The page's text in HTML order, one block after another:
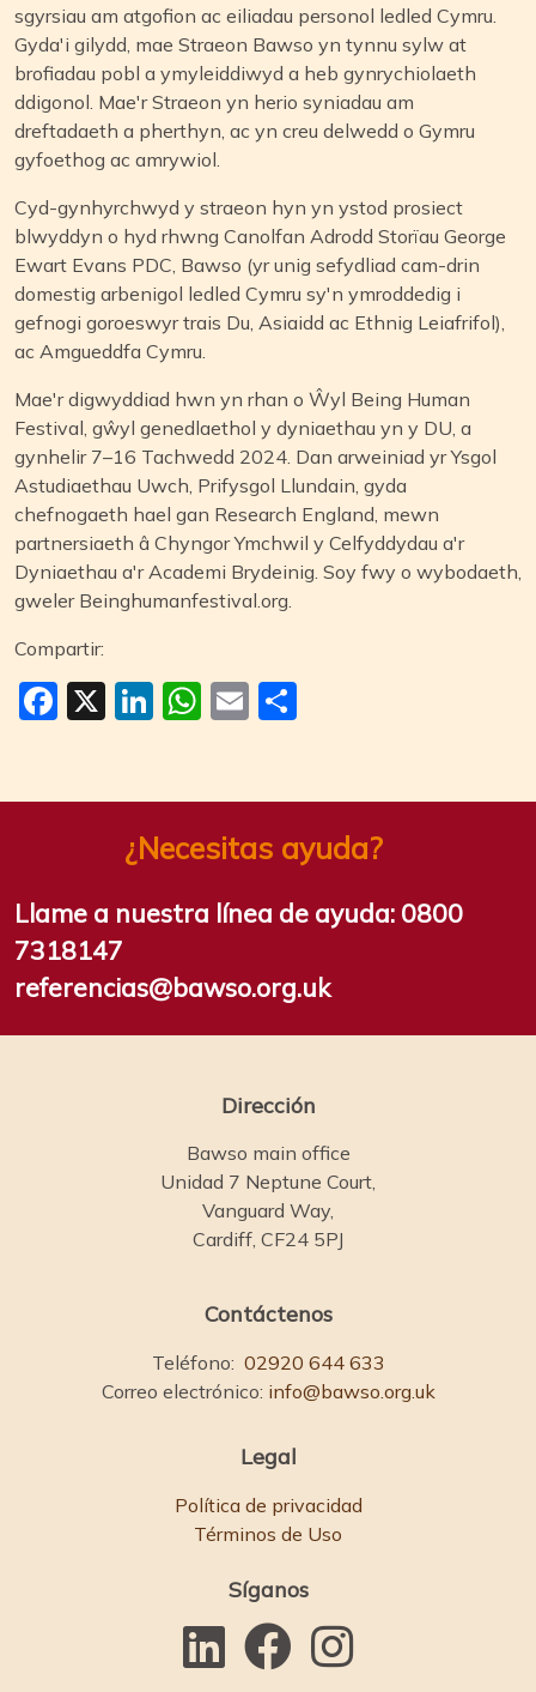
sgyrsiau am atgofion ac eiliadau personol ledled Cymru.
Gyda'i gilydd, mae Straeon Bawso yn tynnu sylw at
brofiadau pobl a ymyleiddiwyd a heb gynrychiolaeth
ddigonol. Mae'r Straeon yn herio syniadau am
dreftadaeth a pherthyn, ac yn creu delwedd o Gymru
gyfoethog ac amrywiol.
Cyd-gynhyrchwyd y straeon hyn yn ystod prosiect
blwyddyn o hyd rhwng Canolfan Adrodd Storïau George
Ewart Evans PDC, Bawso (yr unig sefydliad cam-drin
domestig arbenigol ledled Cymru sy'n ymroddedig i
gefnogi goroeswyr trais Du, Asiaidd ac Ethnig Leiafrifol),
ac Amgueddfa Cymru.
Mae'r digwyddiad hwn yn rhan o Ŵyl Being Human
Festival, gŵyl genedlaethol y dyniaethau yn y DU, a
gynhelir 7–16 Tachwedd 2024. Dan arweiniad yr Ysgol
Astudiaethau Uwch, Prifysgol Llundain, gyda
chefnogaeth hael gan Research England, mewn
partnersiaeth â Chyngor Ymchwil y Celfyddydau a'r
Dyniaethau a'r Academi Brydeinig. Soy fwy o wybodaeth,
gweler Beinghumanfestival.org.
Compartir:
Facebook
X LinkedIn
WhatsApp
Email
¿Necesitas ayuda?
Llame a nuestra línea de ayuda: 0800
7318147
referencias@bawso.org.uk
Dirección
Bawso main office
Unidad 7 Neptune Court,
Vanguard Way,
Cardiff, CF24 5PJ
Contáctenos
Teléfono: 02920 644 633
Correo electrónico: info@bawso.org.uk
Legal
Política de privacidad
Términos de Uso
Síganos